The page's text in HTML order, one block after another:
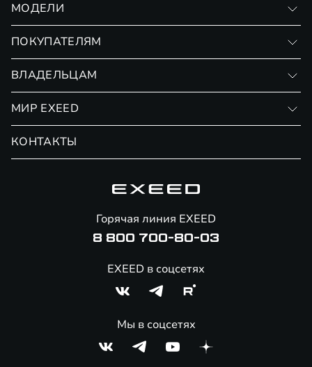
МОДЕЛИ
ПОКУПАТЕЛЯМ
Страхование
ВЛАДЕЛЬЦАМ
Сервис
Помощь на дорогах
МИР EXEED
КОНТАКТЫ
Горячая линия EXEED
8 800 700-80-03
EXEED в соцсетях
Мы в соцсетях